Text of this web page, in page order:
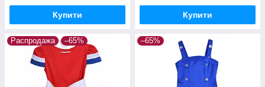
Купити Купити
Распродажа –65% –65%